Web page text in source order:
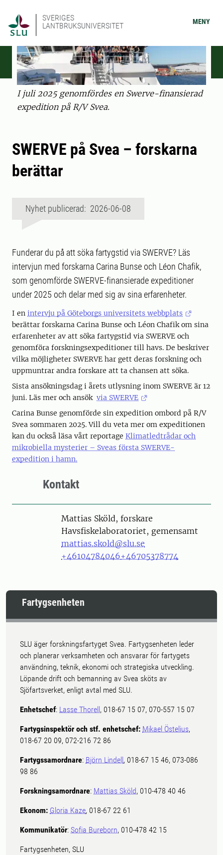
SVERIGES
LANTBRUKSUNIVERSITET
MENY
I juli 2025 genomfördes en Swerve-finansierad
expedition på R/V Svea.
SWERVE på Svea – forskarna
berättar
Nyhet publicerad: 2026-06-08
Funderar du på att söka fartygstid via SWERVE? Läs
intervjun med forskarna Carina Bunse och Léon Chafik,
som genomförde SWERVE-finansierade expeditioner
under 2025 och delar med sig av sina erfarenheter.
I en intervju på Göteborgs universitets webbplats
berättar forskarna Carina Bunse och Léon Chafik om sina
erfarenheter av att söka fartygstid via SWERVE och
genomföra forskningsexpeditioner till havs. De beskriver
vilka möjligheter SWERVE har gett deras forskning och
uppmuntrar andra forskare att ta chansen att söka.
Sista ansökningsdag i årets utlysning inom SWERVE är 12
juni. Läs mer och ansök via SWERVE
Carina Bunse genomförde sin expedition ombord på R/V
Svea sommaren 2025. Vill du veta mer om expeditionen
kan du också läsa vårt reportage Klimatledtrådar och
mikrobiella mysterier – Sveas första SWERVE-
expedition i hamn.
Kontakt
PersonMattias Sköld, forskare
Havsfiskelaboratoriet, gemensamt
mattias.skold@slu.se
+46104784046+46705378774
Fartygsenheten
SLU äger forskningsfartyget Svea. Fartygsenheten leder
och planerar verksamheten och ansvarar för fartygets
användning, teknik, ekonomi och strategiska utveckling.
Löpande drift och bemanning av Svea sköts av
Sjöfartsverket, enligt avtal med SLU.
Enhetschef: Lasse Thorell , 018-67 15 07, 070-557 15 07
Fartygsinspektör och stf. enhetschef: Mikael Östelius,
018-67 20 09, 072-216 72 86
Fartygssamordnare: Björn Lindell , 018-67 15 46, 073-086
98 86
Forskningsamordnare: Mattias Sköld, 010-478 40 46
Ekonom: Gloria Kaze, 018-67 22 61
Kommunikatör: Sofia Bureborn, 010-478 42 15
Fartygsenheten, SLU